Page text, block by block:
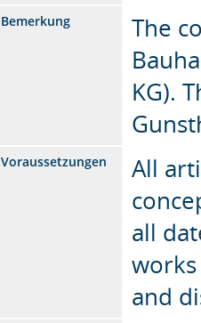
Bemerkung
The
KG).
Voraussetzungen
All
all
and